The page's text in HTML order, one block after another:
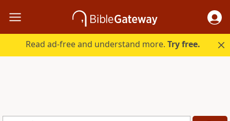
Read ad-free and understand more.Try free.